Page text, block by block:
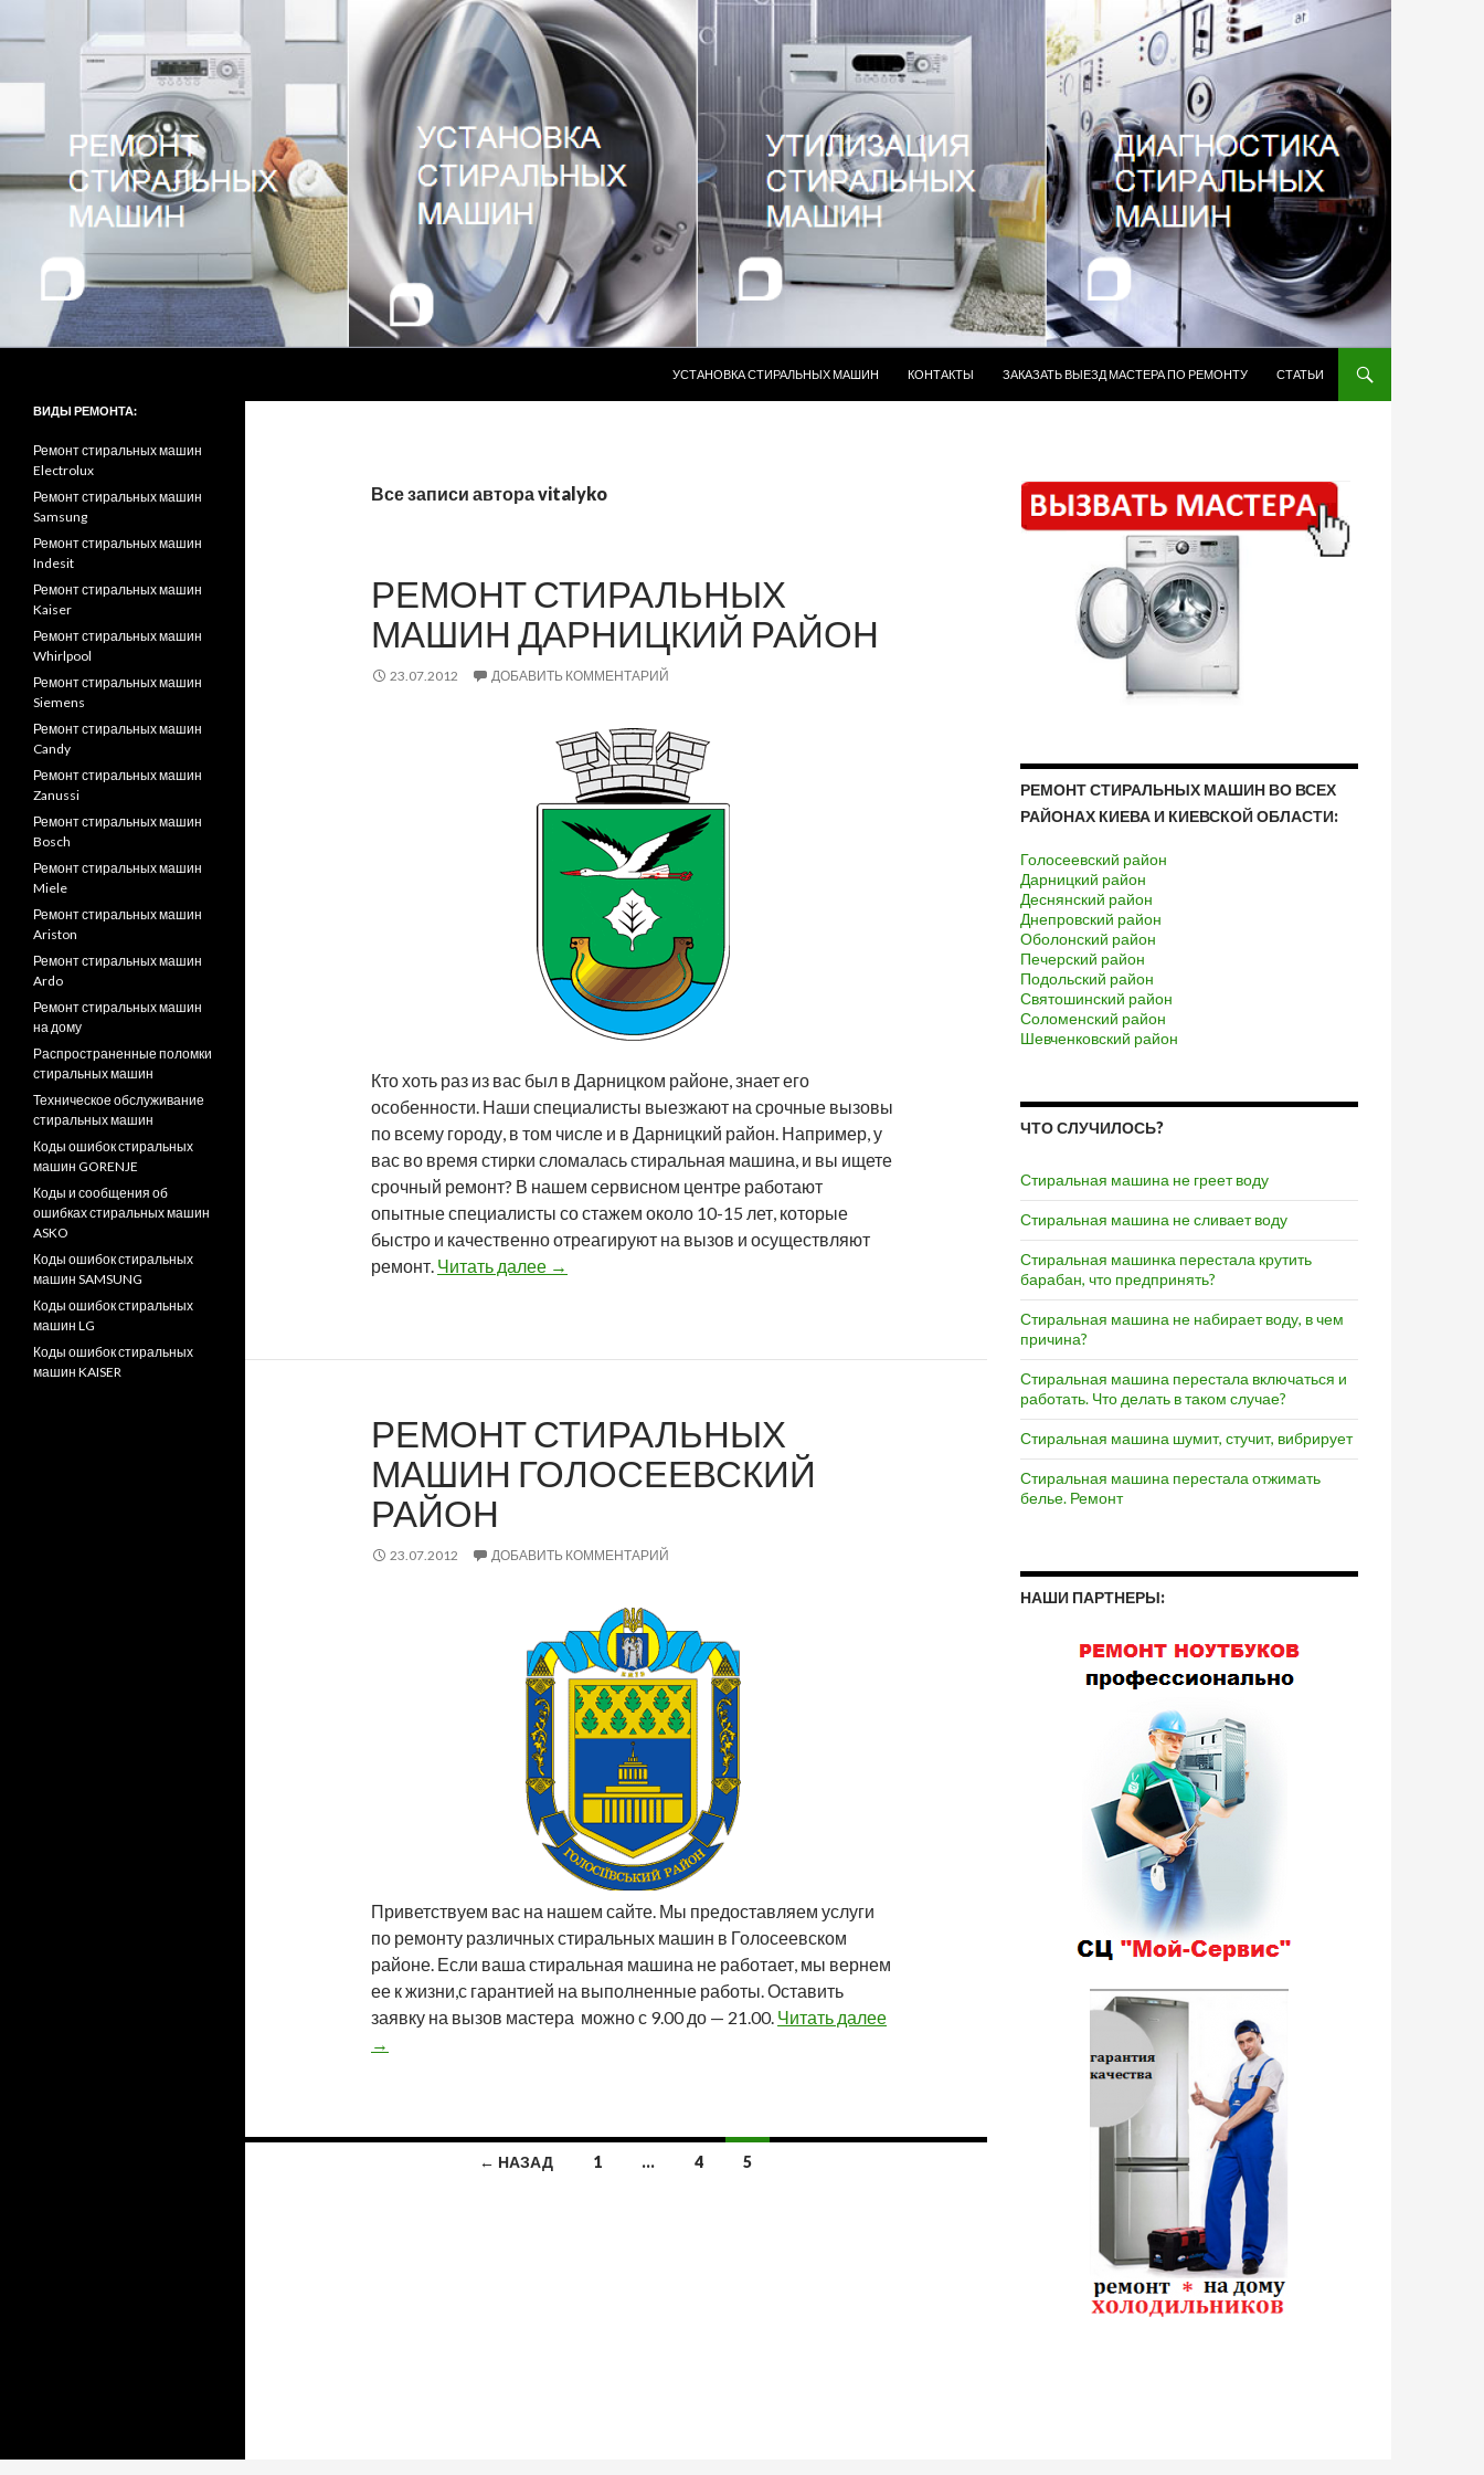
УСТАНОВКА СТИРАЛЬНЫХ МАШИН
КОНТАКТЫ ЗАКАЗАТЬ ВЫЕЗД МАСТЕРА ПО РЕМОНТУ СТАТЬИ
Все записи автора vitalyko
РЕМОНТ СТИРАЛЬНЫХ
МАШИН ДАРНИЦКИЙ РАЙОН
23.07.2012 ДОБАВИТЬ КОММЕНТАРИЙ
Кто хоть раз из вас был в Дарницком районе, знает его
особенности. Наши специалисты выезжают на срочные вызовы
по всему городу, в том числе и в Дарницкий район. Например, у
вас во время стирки сломалась стиральная машина, и вы ищете
срочный ремонт? В нашем сервисном центре работают
опытные специалисты со стажем около 10-15 лет, которые
быстро и качественно отреагируют на вызов и осуществляют
ремонт. Читать далее →
РЕМОНТ СТИРАЛЬНЫХ
МАШИН ГОЛОСЕЕВСКИЙ
РАЙОН
23.07.2012 ДОБАВИТЬ КОММЕНТАРИЙ
Приветствуем вас на нашем сайте. Мы предоставляем услуги
по ремонту различных стиральных машин в Голосеевском
районе. Если ваша стиральная машина не работает, мы вернем
ее к жизни,с гарантией на выполненные работы. Оставить
заявку на вызов мастера можно с 9.00 до — 21.00. Читать далее
→
← НАЗАД 1 … 4 5
РЕМОНТ СТИРАЛЬНЫХ МАШИН ВО ВСЕХ
РАЙОНАХ КИЕВА И КИЕВСКОЙ ОБЛАСТИ:
Голосеевский район
Дарницкий район
Деснянский район
Днепровский район
Оболонский район
Печерский район
Подольский район
Святошинский район
Соломенский район
Шевченковский район
ЧТО СЛУЧИЛОСЬ?
Стиральная машина не греет воду
Стиральная машина не сливает воду
Стиральная машинка перестала крутить
барабан, что предпринять?
Стиральная машина не набирает воду, в чем
причина?
Стиральная машина перестала включаться и
работать. Что делать в таком случае?
Стиральная машина шумит, стучит, вибрирует
Стиральная машина перестала отжимать
белье. Ремонт
НАШИ ПАРТНЕРЫ:
ВИДЫ РЕМОНТА:
Ремонт стиральных машин
Electrolux
Ремонт стиральных машин
Samsung
Ремонт стиральных машин
Indesit
Ремонт стиральных машин
Kaiser
Ремонт стиральных машин
Whirlpool
Ремонт стиральных машин
Siemens
Ремонт стиральных машин
Candy
Ремонт стиральных машин
Zanussi
Ремонт стиральных машин
Bosch
Ремонт стиральных машин
Miele
Ремонт стиральных машин
Ariston
Ремонт стиральных машин
Ardo
Ремонт стиральных машин
на дому
Распространенные поломки
стиральных машин
Техническое обслуживание
стиральных машин
Коды ошибок стиральных
машин GORENJE
Коды и сообщения об
ошибках стиральных машин
ASKO
Коды ошибок стиральных
машин SAMSUNG
Коды ошибок стиральных
машин LG
Коды ошибок стиральных
машин KAISER